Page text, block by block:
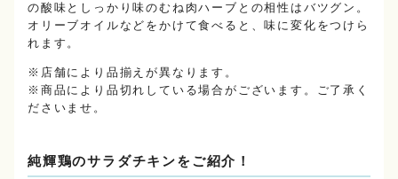
の酸味としっかり味のむね肉ハーブとの相性はバツグン。
オリーブオイルなどをかけて食べると、味に変化をつけら
れます。
※店舗により品揃えが異なります。
※商品により品切れしている場合がございます。ご了承く
ださいませ。
純輝鶏のサラダチキンをご紹介！